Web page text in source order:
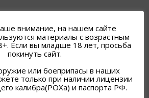
ТОВАРЫ
внимание, на нашем сайте
материалы с возрастным
Если вы младше 18 лет, просьба
покинуть сайт.
или боеприпасы в наших
только при наличии лицензии
калибра(РОХа) и паспорта РФ.